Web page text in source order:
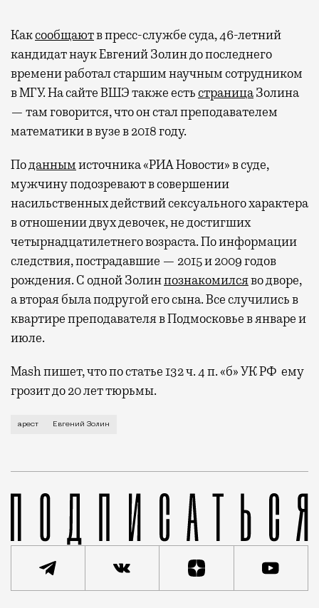
Каксообщаютв пресс-службе суда, 46-летний
кандидат наук Евгений Золин до последнего
времени работал старшим научным сотрудником
в МГУ. На сайте ВШЭ также естьстраницаЗолина
— там говорится, что он стал преподавателем
математики в вузе в 2018 году.
Поданнымисточника «РИА Новости» в суде,
мужчину подозревают в совершении
насильственных действий сексуального характера
в отношении двух девочек, не достигших
четырнадцатилетнего возраста. По информации
следствия, пострадавшие — 2015 и 2009 годов
рождения. С одной Золинпознакомилсяво дворе,
а вторая была подругой его сына. Все случились в
квартире преподавателя в Подмосковье в январе и
июле.
Mash пишет, что по статье 132 ч. 4 п. «б» УК РФ ему
грозит до 20 лет тюрьмы.
Избрать для Золина меру пресечения в виде
арест Евгений Золин